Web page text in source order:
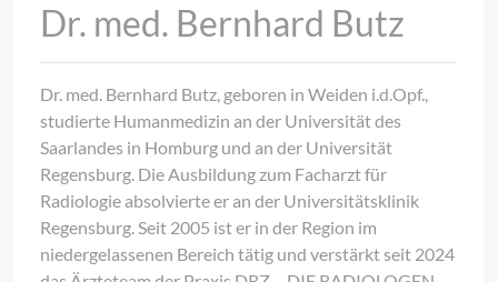
Dr. med. Bernhard Butz
Dr. med. Bernhard Butz, geboren in Weiden i.d.Opf.,
studierte Humanmedizin an der Universität des
Saarlandes in Homburg und an der Universität
Regensburg. Die Ausbildung zum Facharzt für
Radiologie absolvierte er an der Universitätsklinik
Regensburg. Seit 2005 ist er in der Region im
niedergelassenen Bereich tätig und verstärkt seit 2024